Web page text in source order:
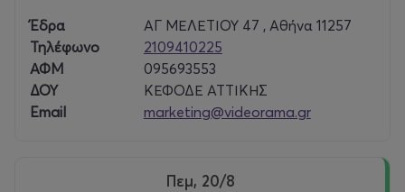
Έδρα
ΑΓ ΜΕΛΕΤΙΟΥ 47 , Αθήνα 11257
Τηλέφωνο
2109410225
ΑΦΜ
095693553
ΔΟΥ
ΚΕΦΟΔΕ ΑΤΤΙΚΗΣ
Email
marketing@videorama.gr
Πεμ, 20/8